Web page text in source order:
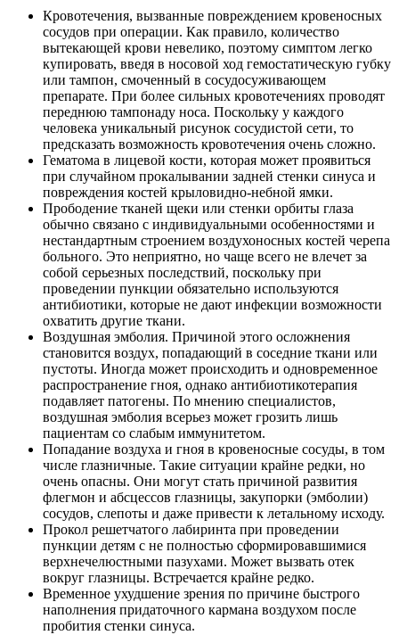
Кровотечения, вызванные повреждением кровеносных
сосудов при операции. Как правило, количество
вытекающей крови невелико, поэтому симптом легко
купировать, введя в носовой ход гемостатическую губку
или тампон, смоченный в сосудосуживающем
препарате. При более сильных кровотечениях проводят
переднюю тампонаду носа. Поскольку у каждого
человека уникальный рисунок сосудистой сети, то
предсказать возможность кровотечения очень сложно.
Гематома в лицевой кости, которая может проявиться
при случайном прокалывании задней стенки синуса и
повреждения костей крыловидно-небной ямки.
Прободение тканей щеки или стенки орбиты глаза
обычно связано с индивидуальными особенностями и
нестандартным строением воздухоносных костей черепа
больного. Это неприятно, но чаще всего не влечет за
собой серьезных последствий, поскольку при
проведении пункции обязательно используются
антибиотики, которые не дают инфекции возможности
охватить другие ткани.
Воздушная эмболия. Причиной этого осложнения
становится воздух, попадающий в соседние ткани или
пустоты. Иногда может происходить и одновременное
распространение гноя, однако антибиотикотерапия
подавляет патогены. По мнению специалистов,
воздушная эмболия всерьез может грозить лишь
пациентам со слабым иммунитетом.
Попадание воздуха и гноя в кровеносные сосуды, в том
числе глазничные. Такие ситуации крайне редки, но
очень опасны. Они могут стать причиной развития
флегмон и абсцессов глазницы, закупорки (эмболии)
сосудов, слепоты и даже привести к летальному исходу.
Прокол решетчатого лабиринта при проведении
пункции детям с не полностью сформировавшимися
верхнечелюстными пазухами. Может вызвать отек
вокруг глазницы. Встречается крайне редко.
Временное ухудшение зрения по причине быстрого
наполнения придаточного кармана воздухом после
пробития стенки синуса.